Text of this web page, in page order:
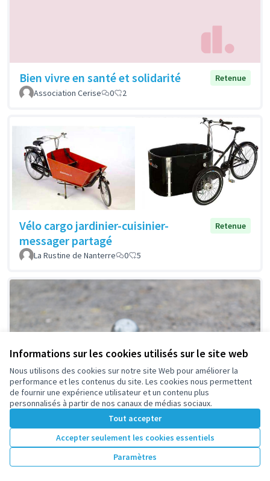
Informations sur les cookies utilisés sur le site web
Nous utilisons des cookies sur notre site Web pour améliorer la
performance et les contenus du site. Les cookies nous permettent
de fournir une expérience utilisateur et un contenu plus
personnalisés à partir de nos canaux de médias sociaux.
Tout accepter
Accepter seulement les cookies essentiels
Paramètres
Bien vivre en santé et solidarité
Retenue
Association Cerise
0 2
Vélo cargo jardinier-cuisinier-
messager partagé
Retenue
La Rustine de Nanterre 0 5
Des terrains de pétanque pour le